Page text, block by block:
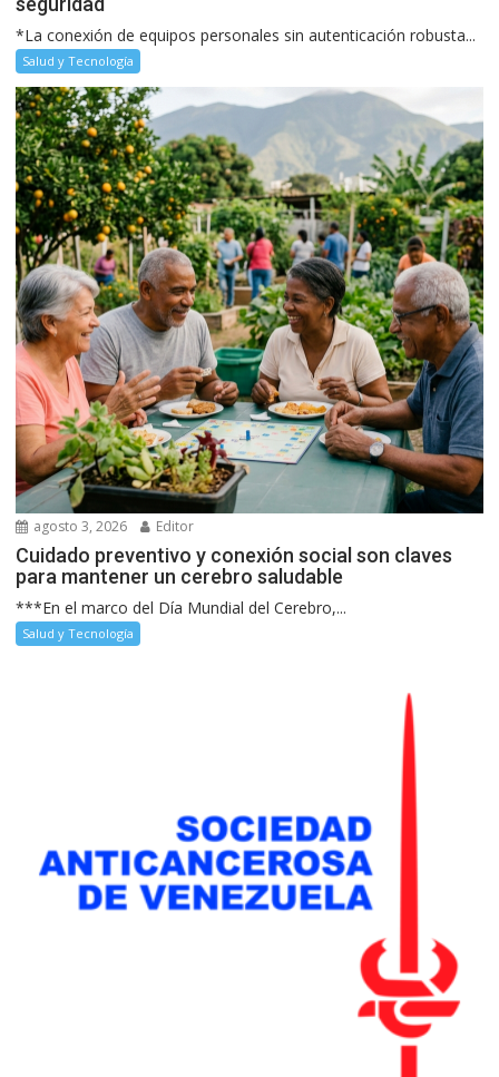
*La conexión de equipos personales sin autenticación robusta...
Salud y Tecnología
agosto 3, 2026 Editor
Cuidado preventivo y conexión social son claves
para mantener un cerebro saludable
***En el marco del Día Mundial del Cerebro,...
Salud y Tecnología